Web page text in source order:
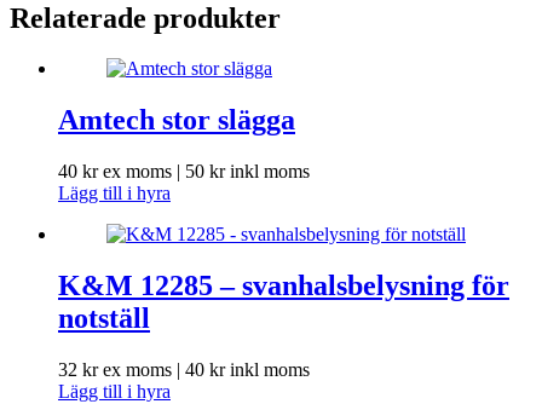
Relaterade produkter
Amtech stor slägga
40 krex moms | 50 krinkl moms
Lägg till i hyra
K&M 12285 – svanhalsbelysning för
notställ
32 krex moms | 40 krinkl moms
Lägg till i hyra